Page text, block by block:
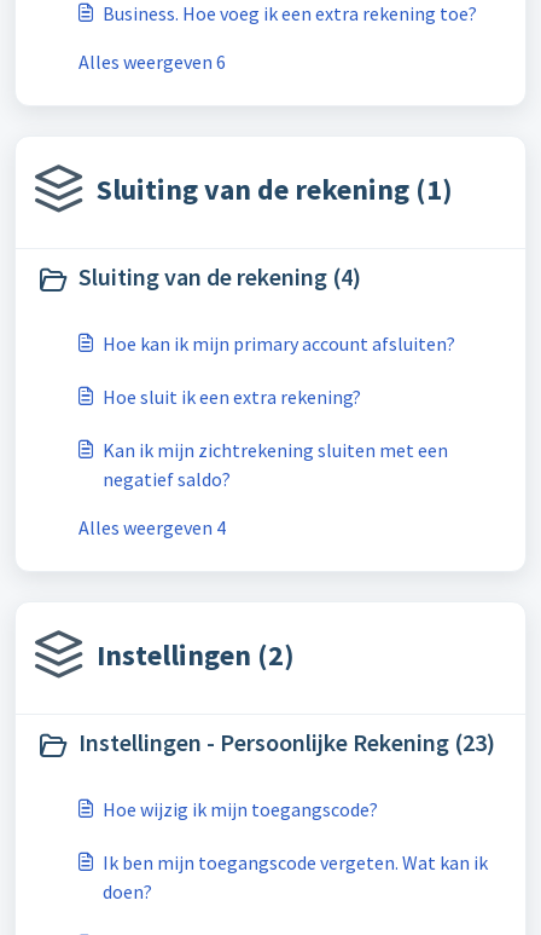
Business. Hoe voeg ik een extra rekening toe?
Alles weergeven 6
Sluiting van de rekening (1)
Sluiting van de rekening (4)
Hoe kan ik mijn primary account afsluiten?
Hoe sluit ik een extra rekening?
Kan ik mijn zichtrekening sluiten met een
negatief saldo?
Alles weergeven 4
Instellingen (2)
Instellingen - Persoonlijke Rekening (23)
Hoe wijzig ik mijn toegangscode?
Ik ben mijn toegangscode vergeten. Wat kan ik
doen?